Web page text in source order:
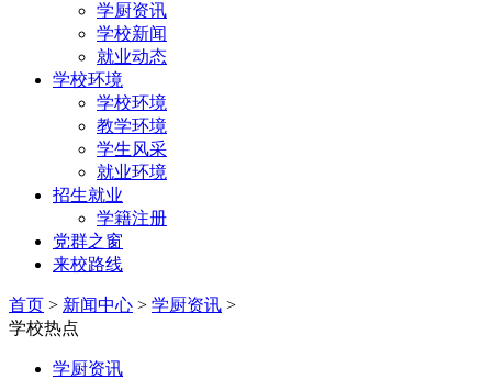
学厨资讯
学校新闻
就业动态
学校环境
学校环境
教学环境
学生风采
就业环境
招生就业
学籍注册
党群之窗
来校路线
首页 > 新闻中心 > 学厨资讯 >
学校热点
学厨资讯